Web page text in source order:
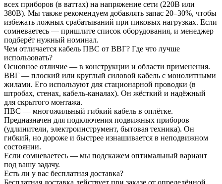
всех приборов (в ваттах) на напряжение сети (220В или
380В). Мы также рекомендуем добавлять запас 20–30%, чтобы
избежать ложных срабатываний при пиковых нагрузках. Если
сомневаетесь — пришлите список оборудования, и менеджер
подберёт нужный номинал.
Чем отличается кабель ПВС от ВВГ? Где что лучше
использовать?
Основное отличие — в конструкции и области применения.
ВВГ — плоский или круглый силовой кабель с монолитными
жилами. Его используют для стационарной проводки (в
штробах, стенах, кабель-каналах). Он жёсткий и надёжный
для скрытого монтажа.
ПВС — многожильный гибкий кабель в оплётке.
Предназначен для подключения подвижных приборов
(удлинители, электроинструмент, бытовая техника). Он
гибкий, но дороже и быстрее изнашивается в неподвижном
состоянии.
Если сомневаетесь — мы подскажем оптимальный вариант
под вашу задачу.
Есть ли у вас бесплатная доставка?
Бесплатная доставка действует при заказе от определённой